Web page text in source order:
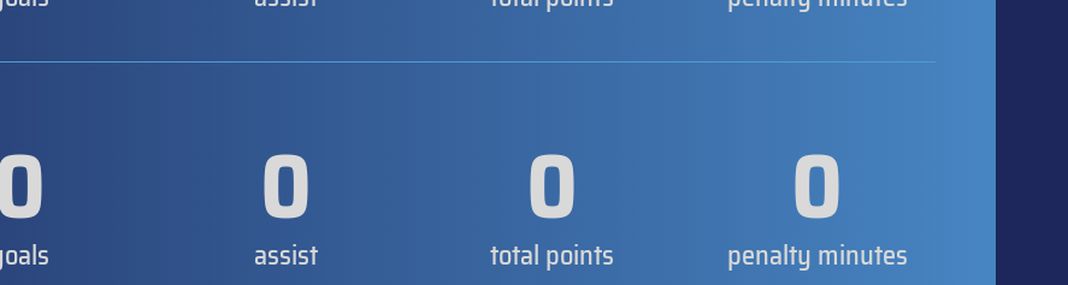
0
assist 0
total points 0
penalty minutes